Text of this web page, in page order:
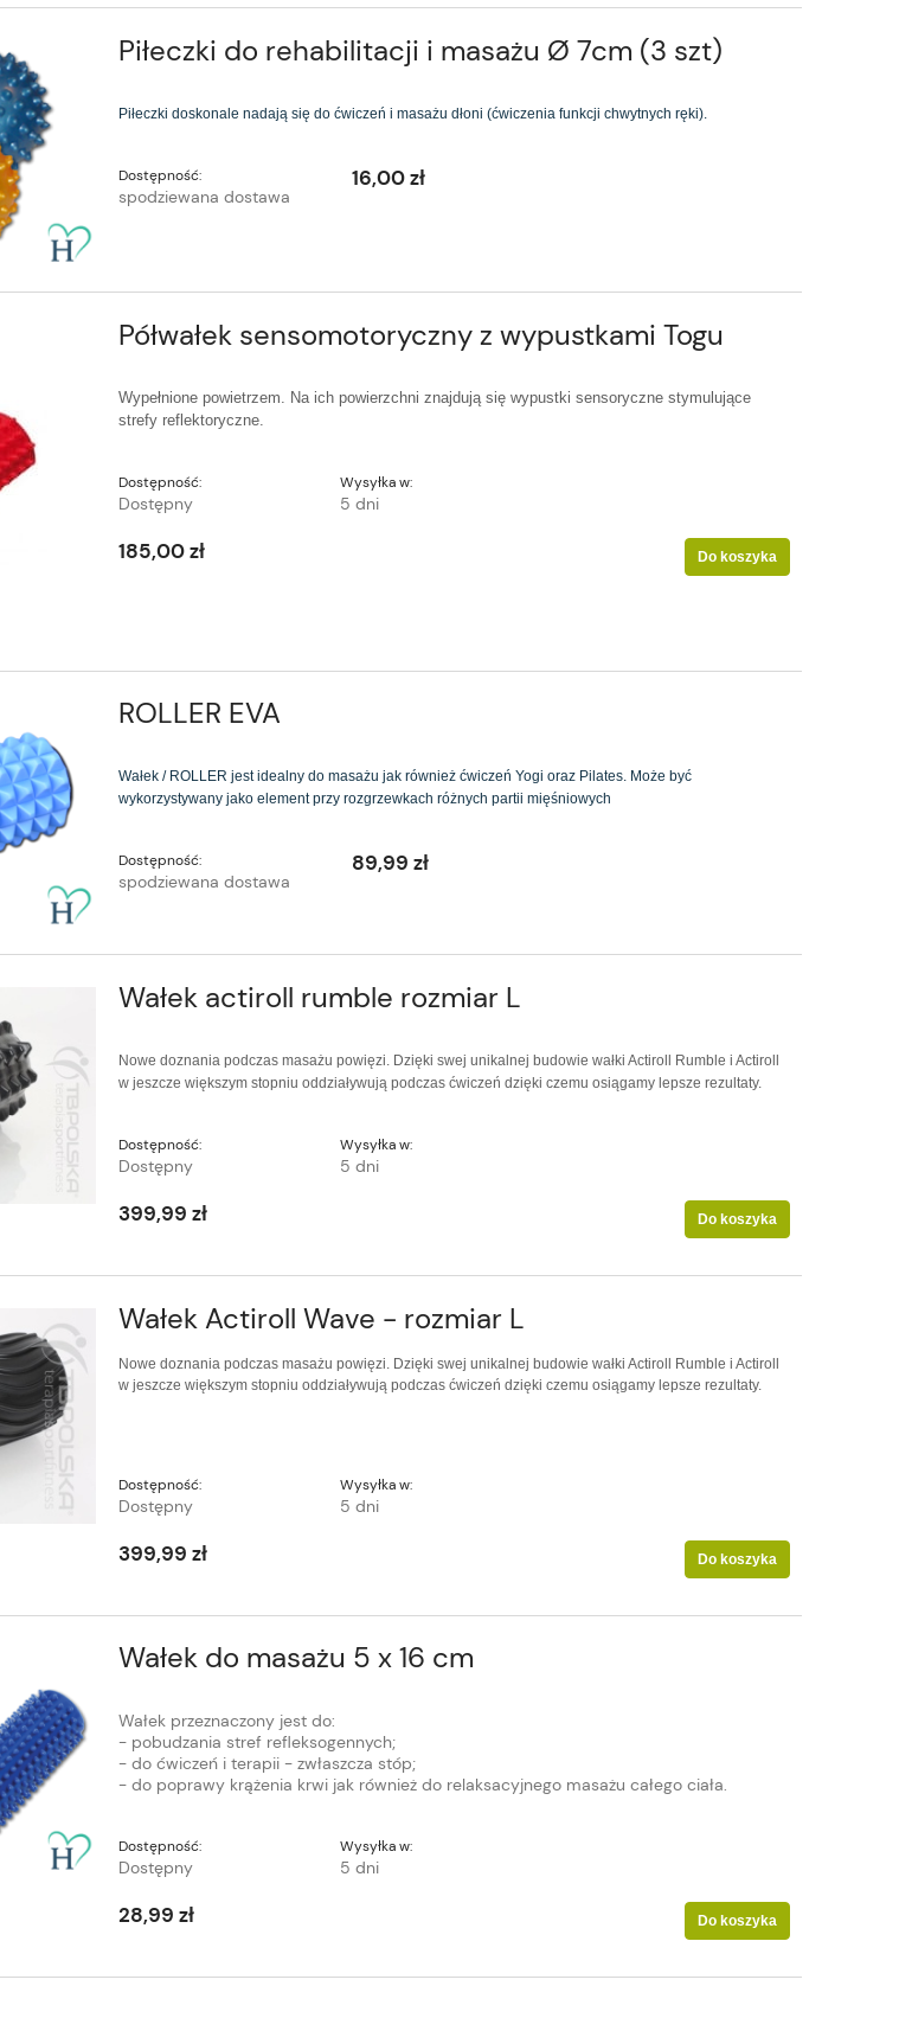
Piłeczki do rehabilitacji i masażu Ø 7cm (3 szt)
Piłeczki doskonale nadają się do ćwiczeń i masażu dłoni (ćwiczenia funkcji chwytnych ręki).
Dostępność:
spodziewana dostawa
16,00 zł
Półwałek sensomotoryczny z wypustkami Togu
Wypełnione powietrzem. Na ich powierzchni znajdują się wypustki sensoryczne stymulujące
strefy reflektoryczne.
Dostępność:
Dostępny
Wysyłka w:
5 dni
185,00 zł Do koszyka
ROLLER EVA
Wałek / ROLLER jest idealny do masażu jak również ćwiczeń Yogi oraz Pilates. Może być
wykorzystywany jako element przy rozgrzewkach różnych partii mięśniowych
Dostępność:
spodziewana dostawa
89,99 zł
Wałek actiroll rumble rozmiar L
Nowe doznania podczas masażu powięzi. Dzięki swej unikalnej budowie wałki Actiroll Rumble i Actiroll
w jeszcze większym stopniu oddziaływują podczas ćwiczeń dzięki czemu osiągamy lepsze rezultaty.
Dostępność:
Dostępny
Wysyłka w:
5 dni
399,99 zł Do koszyka
Wałek Actiroll Wave - rozmiar L
Nowe doznania podczas masażu powięzi. Dzięki swej unikalnej budowie wałki Actiroll Rumble i Actiroll
w jeszcze większym stopniu oddziaływują podczas ćwiczeń dzięki czemu osiągamy lepsze rezultaty.
Dostępność:
Dostępny
Wysyłka w:
5 dni
399,99 zł Do koszyka
Wałek do masażu 5 x 16 cm
Wałek przeznaczony jest do:
- pobudzania stref refleksogennych;
- do ćwiczeń i terapii - zwłaszcza stóp;
- do poprawy krążenia krwi jak również do relaksacyjnego masażu całego ciała.
Dostępność:
Dostępny
Wysyłka w:
5 dni
28,99 zł Do koszyka